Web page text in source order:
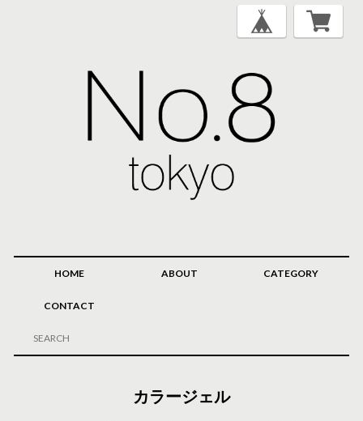
HOME ABOUT CATEGORY
CONTACT
カラージェル